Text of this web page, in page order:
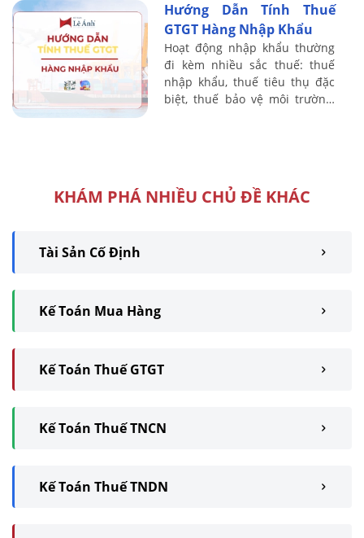
Hướng Dẫn Tính Thuế
GTGT Hàng Nhập Khẩu
Hoạt động nhập khẩu thường
đi kèm nhiều sắc thuế: thuế
nhập khẩu, thuế tiêu thụ đặc
biệt, thuế bảo vệ môi trường,
KHÁM PHÁ NHIỀU CHỦ ĐỀ KHÁC
Tài Sản Cố Định
Kế Toán Mua Hàng
Kế Toán Thuế GTGT
Kế Toán Thuế TNCN
Kế Toán Thuế TNDN